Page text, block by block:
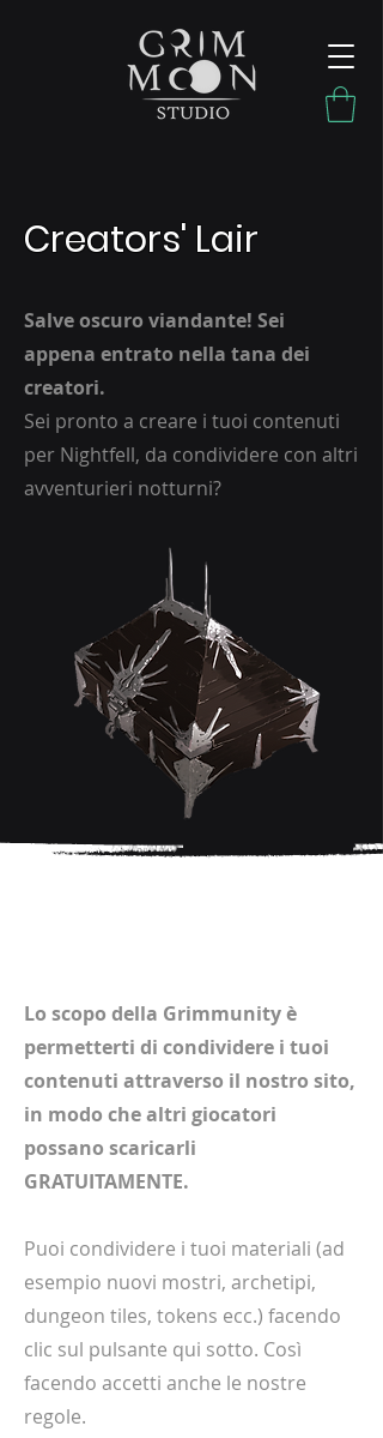
Creators' Lair
Salve oscuro viandante! Sei
appena entrato nella tana dei
creatori.
Sei pronto a creare i tuoi contenuti
per Nightfell, da condividere con altri
avventurieri notturni?
Lo scopo della Grimmunity è
permetterti di condividere i tuoi
contenuti attraverso il nostro sito,
in modo che altri giocatori
possano scaricarli
GRATUITAMENTE.
Puoi condividere i tuoi materiali (ad
esempio nuovi mostri, archetipi,
dungeon tiles, tokens ecc.) facendo
clic sul pulsante qui sotto. Così
facendo accetti anche le nostre
regole.